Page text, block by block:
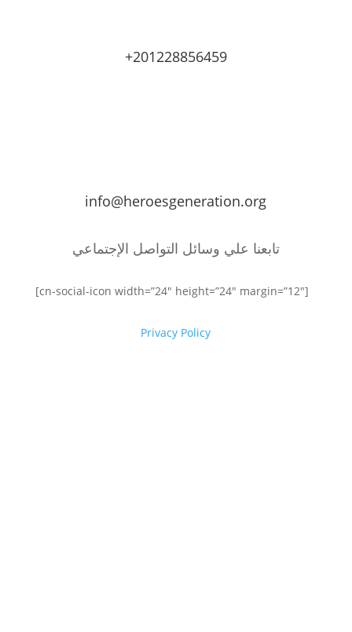
+201228856459
info@heroesgeneration.org
تابعنا علي وسائل التواصل الإجتماعي
[cn-social-icon width=”24″ height=”24″ margin=”12″]
Privacy Policy